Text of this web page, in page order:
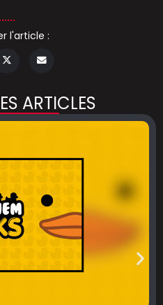
l'article :
ARTICLES